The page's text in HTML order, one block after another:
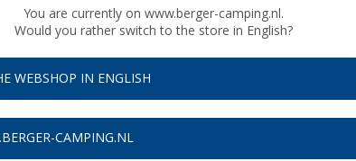
€
Prijzen
You are currently on www.berger-camping.nl.
Would you rather switch to the store in English?
WEBSHOP IN ENGLISH
CAMPING.NL